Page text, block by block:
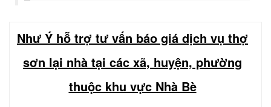
Như Ý hỗ trợ tư vấn báo giá dịch vụ thợ
sơn lại nhà tại các xã, huyện, phường
thuộc khu vực Nhà Bè